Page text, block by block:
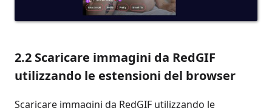
2.2 Scaricare immagini da RedGIF
utilizzando le estensioni del browser
Scaricare immagini da RedGIF utilizzando le